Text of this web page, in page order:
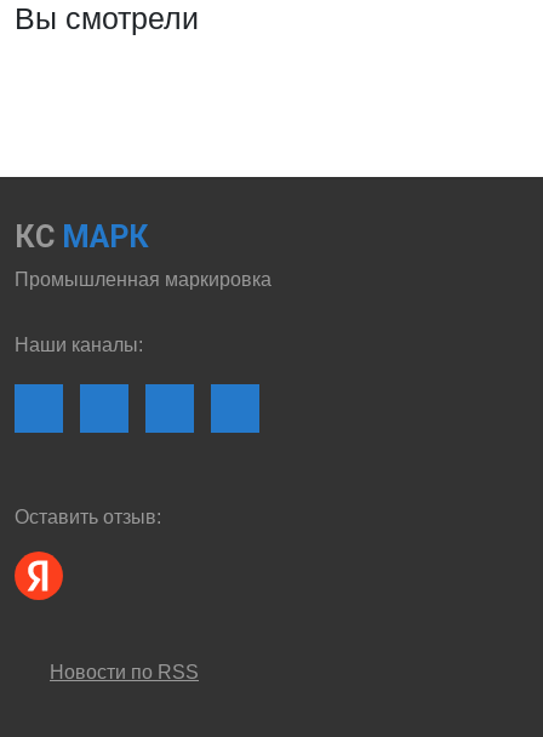
Вы смотрели
КС МАРК
Промышленная маркировка
Наши каналы:
Оставить отзыв:
Новости по RSS